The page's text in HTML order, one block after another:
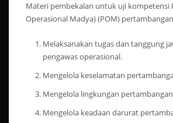
Materi pembekalan untuk uji kompetensi
Operasional Madya) (POM)
Melaksanakan tugas dan tanggung
pengawas operasional.
Mengelola keselamatan
Mengelola lingkungan
Mengelola keadaan darurat